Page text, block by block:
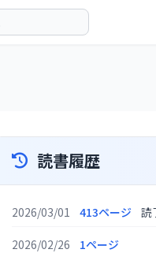
読書履歴
2026/03/01 413ページ 読
2026/02/26 1ページ